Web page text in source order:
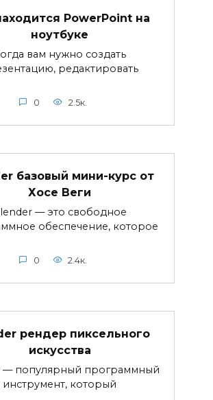
PowerPoint на
ноутбуке
вам нужно создать
редактировать
0 2.5к.
базовый мини-курс от
Хосе Веги
— это свободное
обеспечение, которое
0 2.4к.
рендер пиксельного
искусства
— популярный программный
инструмент, который